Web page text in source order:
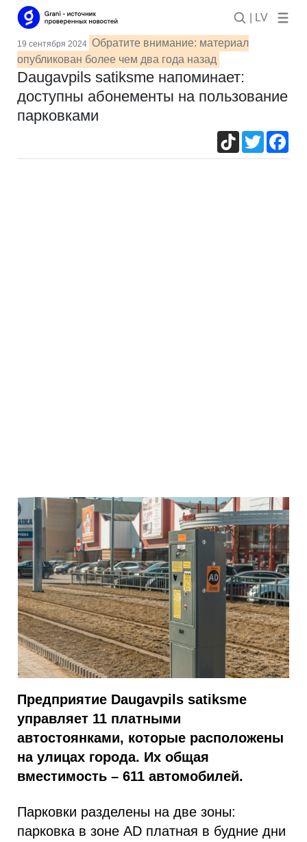
| LV
19 сентября 2024 Обратите внимание: материал
опубликован более чем два года назад
Daugavpils satiksme напоминает:
доступны абонементы на пользование
парковками
TikTokTwitter
Предприятие Daugavpils satiksme
управляет 11 платными
автостоянками, которые расположены
на улицах города. Их общая
вместимость – 611 автомобилей.
Парковки разделены на две зоны:
парковка в зоне AD платная в будние дни